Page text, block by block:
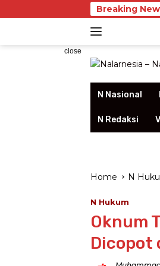
to
Breaking
close
N Nasional
N Redaksi
Home N
N Hukum
Oknum
Dicopot